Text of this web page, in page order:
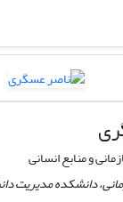
و منابع انسانی
دانشکده مدیریت